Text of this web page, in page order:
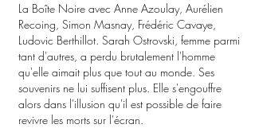
La Boîte Noire avec Anne Azoulay, Aurélien
Recoing, Simon Masnay, Frédéric Cavaye,
Ludovic Berthillot. Sarah Ostrovski, femme parmi
tant d'autres, a perdu brutalement l'homme
qu'elle aimait plus que tout au monde. Ses
souvenirs ne lui suffisent plus. Elle s'engouffre
alors dans l'illusion qu'il est possible de faire
revivre les morts sur l'écran.